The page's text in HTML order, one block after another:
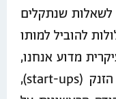
שנתקלים
להוביל למותו
מדוע אנחנו,
כמשרד המתמחה בליווי חברות הזנק (start-ups),